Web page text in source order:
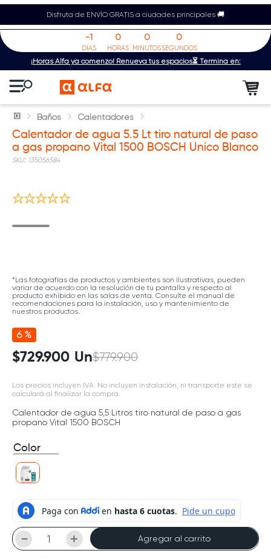
Disfruta de ENVÍO GRATIS a ciudades principales 🚚
¡Horas Alfa ya comenzó! Renueva tus espacios⏳ Termina en:
-1
DÍAS
0
HORAS
0
MINUTOS
0
SEGUNDOS
Baños Calentadores
Calentador de agua 5.5 Lt tiro natural de paso
a gas propano Vital 1500 BOSCH Unico Blanco
: 135056584
*Las fotografías de productos y ambientes son ilustrativas, pueden
variar de acuerdo con la resolución de tu pantalla y respecto al
producto exhibido en las salas de venta. Consulte el manual de
recomendaciones para la instalación, uso y mantenimiento de
nuestros productos.
6 %
$729.900 Un$779.900
Los precios incluyen IVA. No incluyen instalación, ni transporte este se
calculará al finalizar la compra.
Calentador de agua 5,5 Litros tiro natural de paso a gas
propano Vital 1500 BOSCH
Color
＋
－ Agregar al carrito